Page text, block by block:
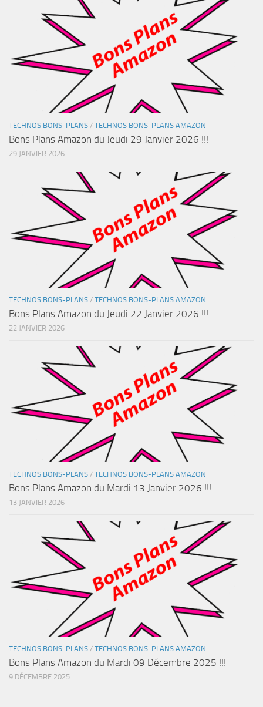
TECHNOS BONS-PLANS / TECHNOS BONS-PLANS AMAZON
Bons Plans Amazon du Jeudi 29 Janvier 2026 !!!
29 JANVIER 2026
TECHNOS BONS-PLANS / TECHNOS BONS-PLANS AMAZON
Bons Plans Amazon du Jeudi 22 Janvier 2026 !!!
22 JANVIER 2026
TECHNOS BONS-PLANS / TECHNOS BONS-PLANS AMAZON
Bons Plans Amazon du Mardi 13 Janvier 2026 !!!
13 JANVIER 2026
TECHNOS BONS-PLANS / TECHNOS BONS-PLANS AMAZON
Bons Plans Amazon du Mardi 09 Décembre 2025 !!!
9 DÉCEMBRE 2025